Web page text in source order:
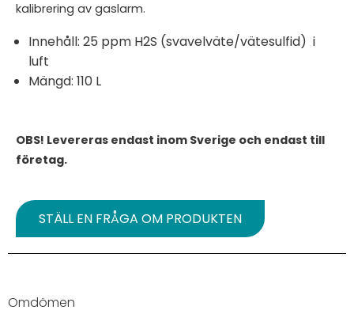
kalibrering av gaslarm.
Innehåll: 25 ppm H2S (svavelväte/vätesulfid) i
luft
Mängd: 110 L
OBS! Levereras endast inom Sverige och endast till
företag.
STÄLL EN FRÅGA OM PRODUKTEN
Omdömen